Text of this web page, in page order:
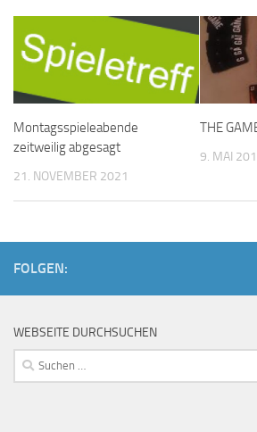
Montagsspieleabende
zeitweilig abgesagt
21. NOVEMBER 2021
THE
9. MAI
FOLGEN:
WEBSEITE DURCHSUCHEN
Suchen
nach: